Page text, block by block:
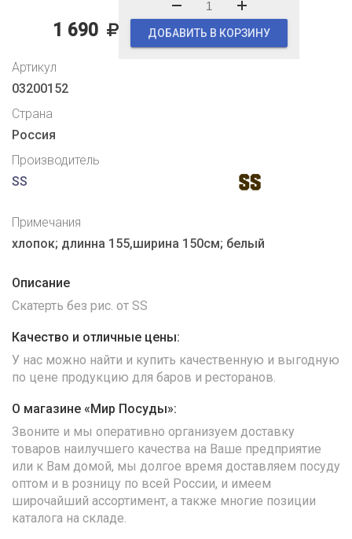
1 690 ДОБАВИТЬ В КОРЗИНУ
Артикул
03200152
Страна
Россия
Производитель
SS
Примечания
хлопок; длинна 155,ширина 150см; белый
Описание
Скатерть без рис. от SS
Качество и отличные цены:
У нас можно найти и купить качественную и выгодную
по цене продукцию для баров и ресторанов.
О магазине «Мир Посуды»:
Звоните и мы оперативно организуем доставку
товаров наилучшего качества на Ваше предприятие
или к Вам домой, мы долгое время доставляем посуду
оптом и в розницу по всей России, и имеем
широчайший ассортимент, а также многие позиции
каталога на складе.